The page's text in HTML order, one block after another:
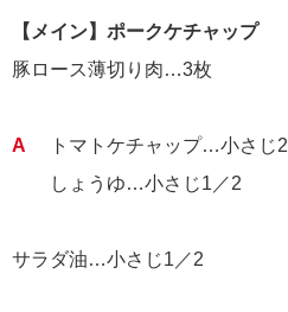
【メイン】ポークケチャップ
豚ロース薄切り肉…3枚
A
トマトケチャップ…小さじ2
しょうゆ…小さじ1／2
サラダ油…小さじ1／2